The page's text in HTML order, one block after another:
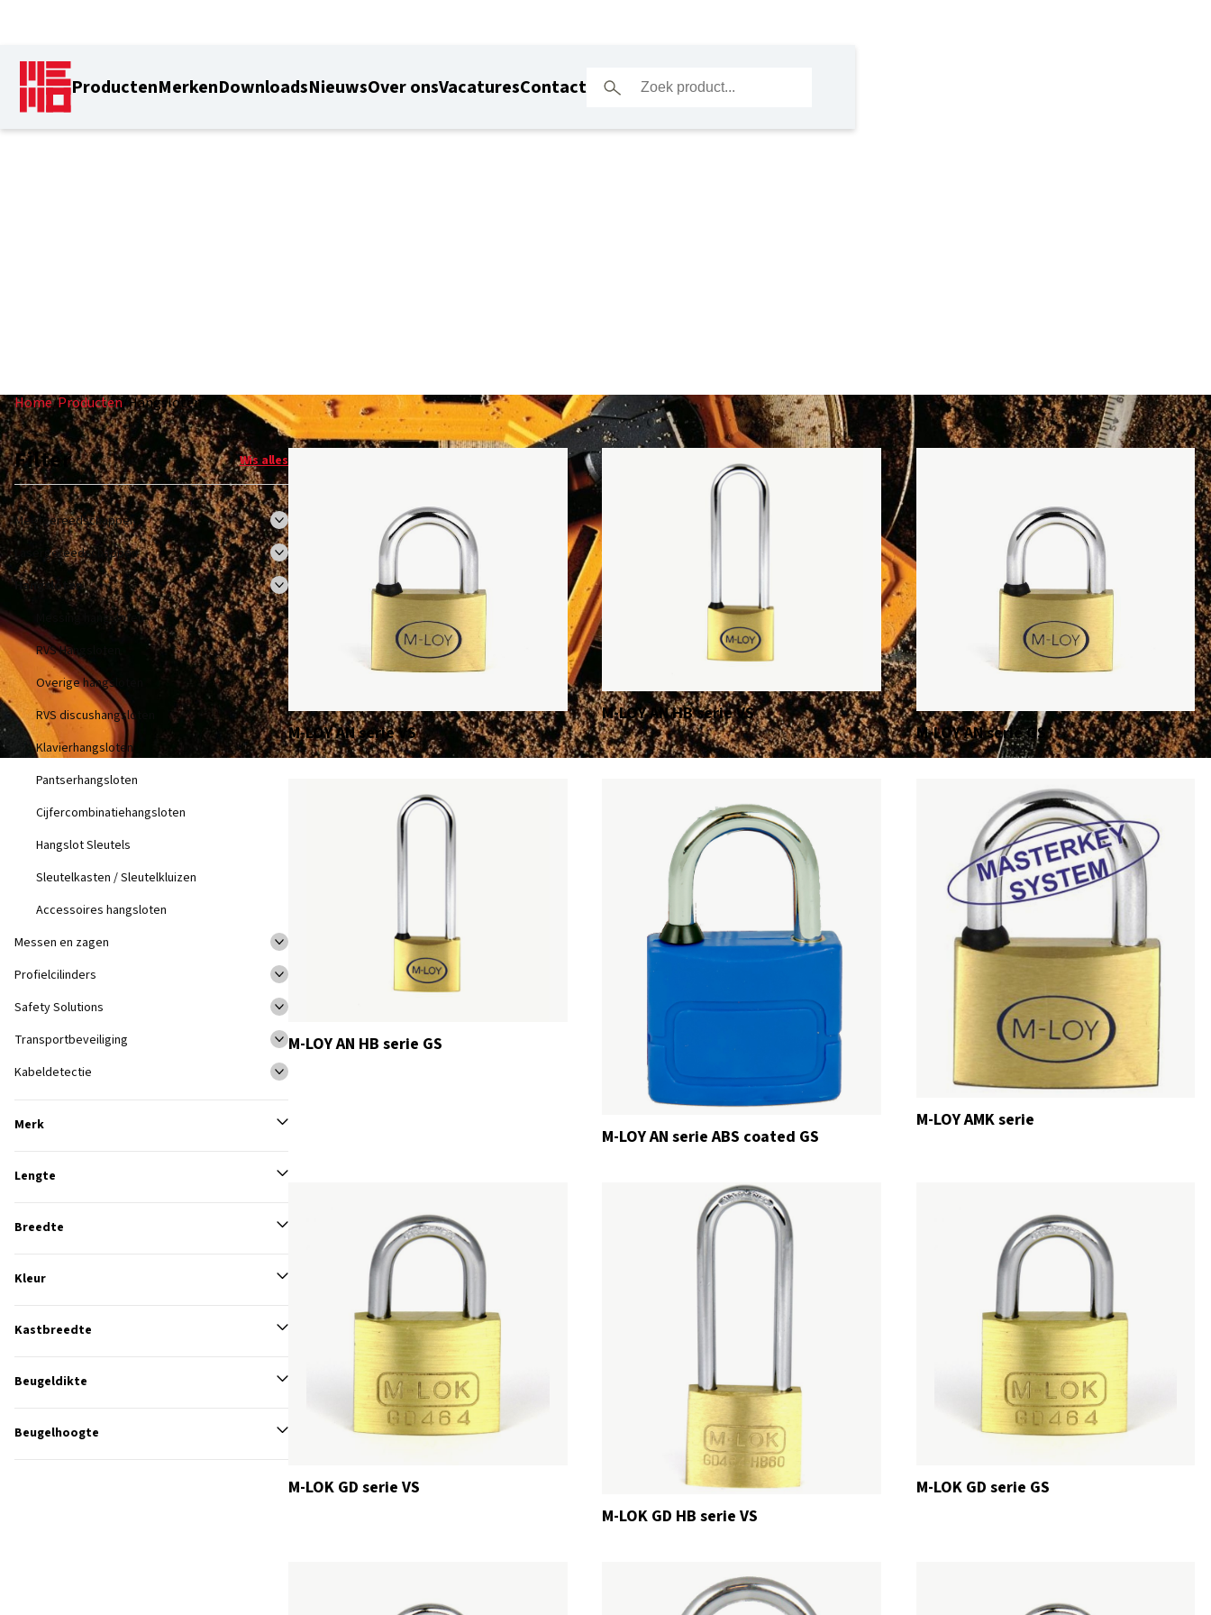
ProductenMerkenDownloadsNieuwsOver onsVacaturesContact
Home/Producten/Hangsloten
Filter Wis alles
Meetgereedschappen
Lasergereedschappen
Hangsloten
Messing hangsloten
RVS Hangsloten
Overige hangsloten
RVS discushangsloten
Klavierhangsloten
Pantserhangsloten
Cijfercombinatiehangsloten
Hangslot Sleutels
Sleutelkasten / Sleutelkluizen
Accessoires hangsloten
Messen en zagen
Profielcilinders
Safety Solutions
Transportbeveiliging
Kabeldetectie
Merk
Lengte
Breedte
Kleur
Kastbreedte
Beugeldikte
Beugelhoogte
M-LOY AN serie VS
M-LOY AN HB serie VS
M-LOY AN serie GS
M-LOY AN HB serie GS
M-LOY AN serie ABS coated GS
M-LOY AMK serie
M-LOK GD serie VS
M-LOK GD HB serie VS
M-LOK GD serie GS